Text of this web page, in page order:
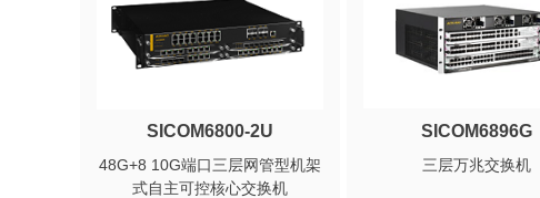
SICOM6800-2U
48G+8 10G端口三层网管型机架
式自主可控核心交换机
SICOM6896G
三层万兆交换机